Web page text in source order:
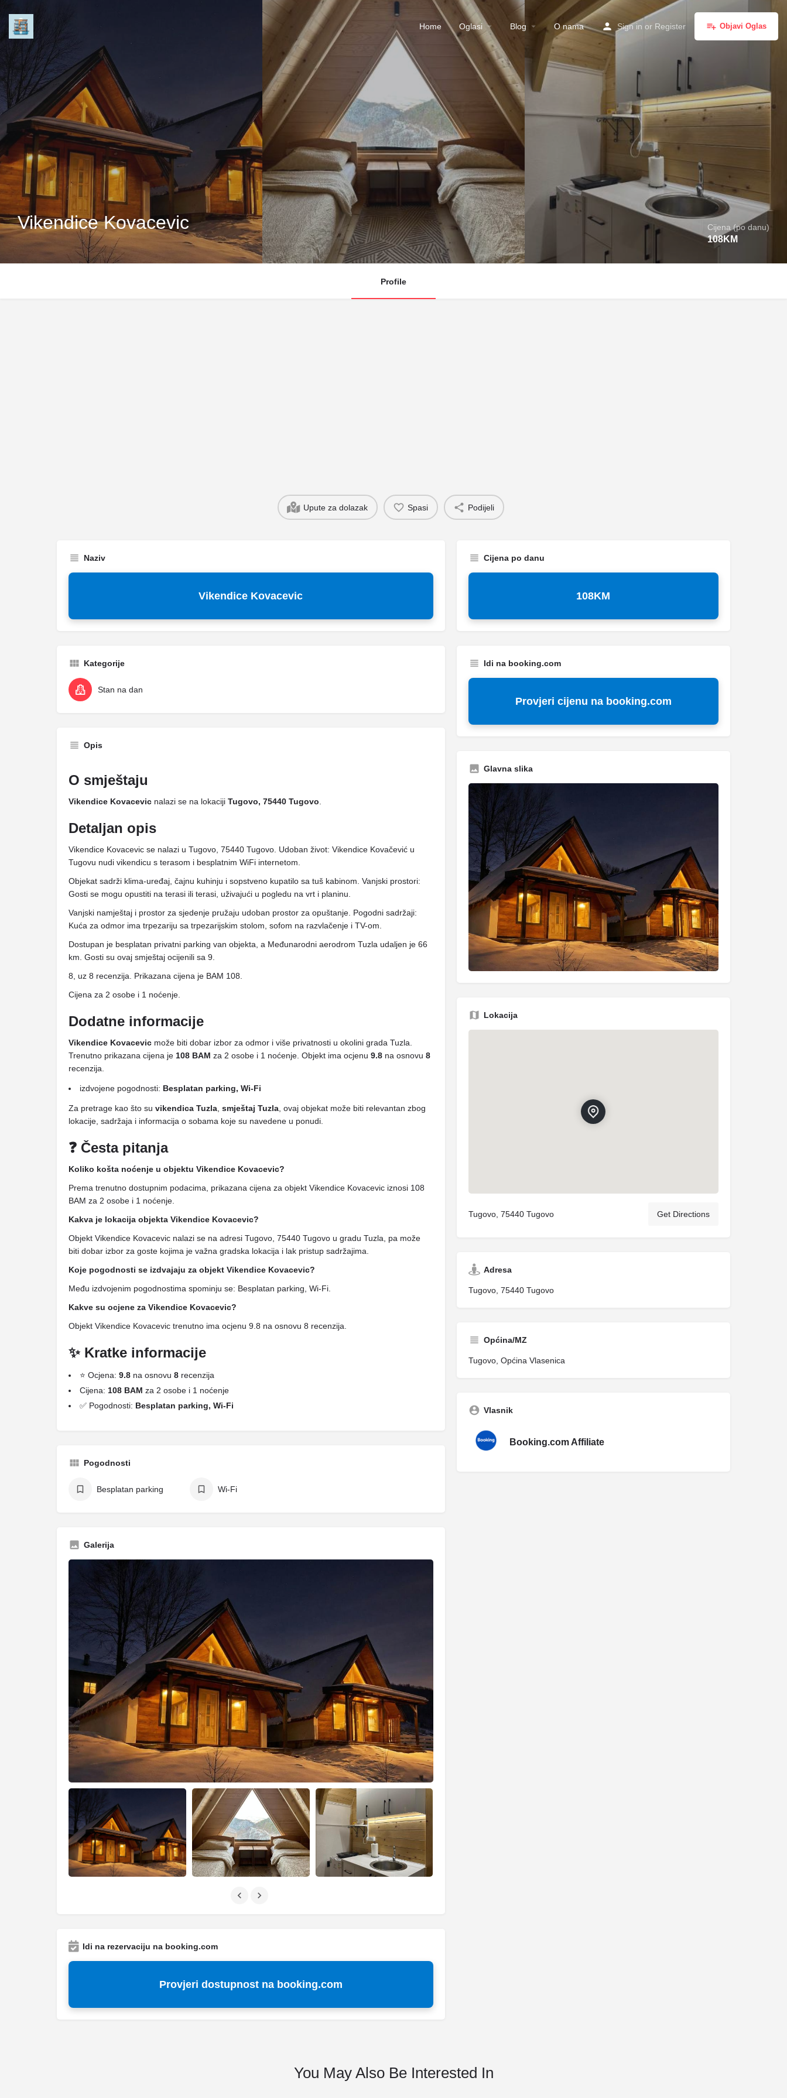
Home Oglasi Blog O nama Sign in or Register Objavi Oglas
Vikendice Kovacevic Cijena (po danu)
108KM
Profile
Upute za dolazak Spasi Podijeli
Naziv
Vikendice Kovacevic
Kategorije
Stan na dan
Opis
O smještaju
Vikendice Kovacevic nalazi se na lokaciji Tugovo, 75440 Tugovo
Detaljan opis
Vikendice Kovacevic se nalazi u Tugovo, 75440 Tugovo. Udoban život: Vikendice Kovačević u
Tugovu nudi vikendicu s terasom i besplatnim WiFi internetom.
Objekat sadrži klima-uređaj, čajnu kuhinju i sopstveno kupatilo sa tuš kabinom. Vanjski prostori:
Gosti se mogu opustiti na terasi ili terasi, uživajući u pogledu na vrt i planinu.
Vanjski namještaj i prostor za sjedenje pružaju udoban prostor za opuštanje. Pogodni sadržaji:
Kuća za odmor ima trpezariju sa trpezarijskim stolom, sofom na razvlačenje i TV-om.
Dostupan je besplatan privatni parking van objekta, a Međunarodni aerodrom Tuzla udaljen je 66
km. Gosti su ovaj smještaj ocijenili sa 9.
8, uz 8 recenzija. Prikazana cijena je BAM 108.
Cijena za 2 osobe i 1 noćenje.
Dodatne informacije
Vikendice Kovacevic može biti dobar izbor za odmor i više privatnosti u okolini grada Tuzla.
Trenutno prikazana cijena je 108 BAM za 2 osobe i 1 noćenje. Objekt ima ocjenu 9.8 na osnovu 8
recenzija.
izdvojene pogodnosti: Besplatan parking, Wi-Fi
Za pretrage kao što su vikendica Tuzla smještaj Tuzla , ovaj objekat može biti relevantan zbog
lokacije, sadržaja i informacija o sobama koje su navedene u ponudi.
❓ Česta pitanja
Koliko košta noćenje u objektu Vikendice Kovacevic?
Prema trenutno dostupnim podacima, prikazana cijena za objekt Vikendice Kovacevic iznosi 108
BAM za 2 osobe i 1 noćenje.
Kakva je lokacija objekta Vikendice Kovacevic?
Objekt Vikendice Kovacevic nalazi se na adresi Tugovo, 75440 Tugovo u gradu Tuzla, pa može
biti dobar izbor za goste kojima je važna gradska lokacija i lak pristup sadržajima.
Koje pogodnosti se izdvajaju za objekt Vikendice Kovacevic?
Među izdvojenim pogodnostima spominju se: Besplatan parking, Wi-Fi.
Kakve su ocjene za Vikendice Kovacevic?
Objekt Vikendice Kovacevic trenutno ima ocjenu 9.8 na osnovu 8 recenzija.
✨ Kratke informacije
⭐ Ocjena: 9.8 na osnovu 8 recenzija
Cijena: 108 BAM za 2 osobe i 1 noćenje
✅ Pogodnosti: Besplatan parking, Wi-Fi
Pogodnosti
Besplatan parking Wi-Fi
Galerija
Idi na rezervaciju na booking.com
Provjeri dostupnost na booking.com
Cijena po danu
108KM
Idi na booking.com
Provjeri cijenu na booking.com
Glavna slika
Lokacija
Tugovo, 75440 Tugovo Get Directions
Adresa
Tugovo, 75440 Tugovo
Općina/MZ
Tugovo, Općina Vlasenica
Vlasnik
Booking.com Affiliate
You May Also Be Interested In